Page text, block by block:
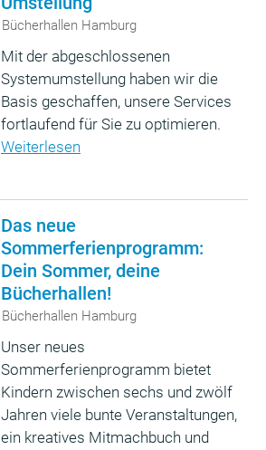
Bücherhallen Hamburg
Mit der abgeschlossenen
Systemumstellung haben wir die
Basis geschaffen, unsere Services
fortlaufend für Sie zu optimieren.
Weiterlesen
Das neue
Sommerferienprogramm:
Dein Sommer, deine
Bücherhallen!
Bücherhallen Hamburg
Unser neues
Sommerferienprogramm bietet
Kindern zwischen sechs und zwölf
Jahren viele bunte Veranstaltungen,
ein kreatives Mitmachbuch und